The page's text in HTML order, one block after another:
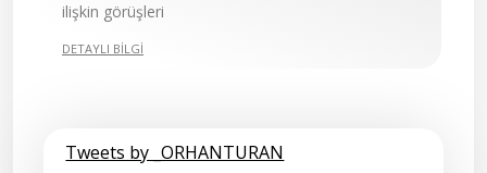
ilişkin görüşleri
DETAYLI BİLGİ
Tweets by _ORHANTURAN